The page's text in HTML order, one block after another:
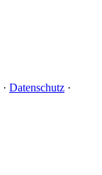
· Datenschutz ·